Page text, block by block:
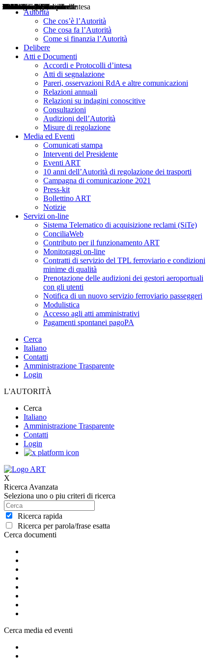
Autorità
Che cos’è l’Autorità
Che cosa fa l’Autorità
Come si finanzia l’Autorità
Delibere
Atti e Documenti
Accordi e Protocolli d’intesa
Atti di segnalazione
Pareri, osservazioni RdA e altre comunicazioni
Relazioni annuali
Relazioni su indagini conoscitive
Consultazioni
Audizioni dell’Autorità
Misure di regolazione
Media ed Eventi
Comunicati stampa
Interventi del Presidente
Eventi ART
10 anni dell’Autorità di regolazione dei trasporti
Campagna di comunicazione 2021
Press-kit
Bollettino ART
Notizie
Servizi on-line
Sistema Telematico di acquisizione reclami (SiTe)
ConciliaWeb
Contributo per il funzionamento ART
Monitoraggi on-line
Contratti di servizio del TPL ferroviario e condizioni
minime di qualità
Prenotazione delle audizioni dei gestori aeroportuali
con gli utenti
Notifica di un nuovo servizio ferroviario passeggeri
Modulistica
Accesso agli atti amministrativi
Pagamenti spontanei pagoPA
Cerca
Italiano
Contatti
Amministrazione Trasparente
Login
L'AUTORITÀ
Cerca
Italiano
Amministrazione Trasparente
Contatti
Login
X
Ricerca Avanzata
Seleziona uno o piu criteri di ricerca
Ricerca rapida
Ricerca per parola/frase esatta
Cerca documenti
Delibere
Pareri
Consultazioni
Audizioni
Atti di Segnalazione
Accordi e Protocolli d'Intesa
Relazioni annuali
Misure di regolazione
Cerca media ed eventi
Notizie
Comunicati Stampa
Bollettini ART
Convegni ART
Interviste del Presidente
Articoli in primo piano
Interventi del Presidente
2004
2005
2010
2013
2014
2015
2016
2017
2018
2019
202
2020
2021
2022
2023
2024
2025
2026
Aereo
Marittimo
Terrestre